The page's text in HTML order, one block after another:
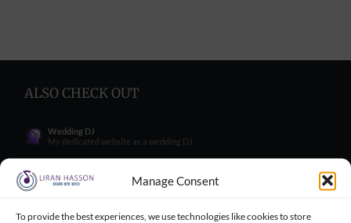
Manage Consent
To provide the best experiences, we use technologies like cookies to store
ALSO CHECK OUT
Wedding DJ
My dedicated website as a wedding DJ
My dedicated website as a wedding Singer